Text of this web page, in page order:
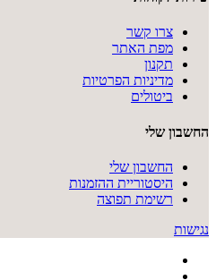
צרו קשר
מפת האתר
תקנון
מדיניות הפרטיות
ביטולים
החשבון שלי
החשבון שלי
היסטוריית ההזמנות
רשימת תפוצה
נגישות